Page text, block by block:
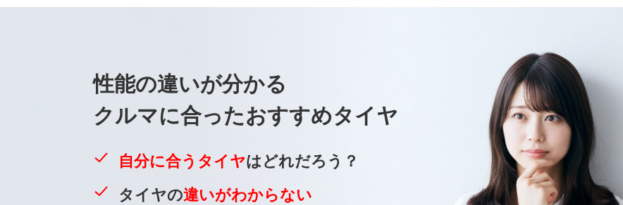
性能の違いが分かる
クルマに合ったおすすめタイヤ
自分に合うタイヤはどれだろう？
タイヤの違いがわからない